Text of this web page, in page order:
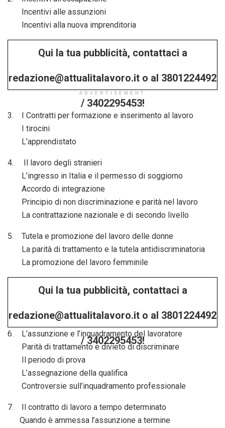
Incentivi alle assunzioni
Incentivi alla nuova imprenditoria
Qui la tua pubblicità, contattaci a
redazione@attualitalavoro.it o al 3801224492
/ 3402295453!
ADVERTISEMENT
3. I Contratti per formazione e inserimento al lavoro
I tirocini
L’apprendistato
4. Il lavoro degli stranieri
L’ingresso in Italia e il permesso di soggiorno
Accordo di integrazione
Principio di non discriminazione e parità nel lavoro
La contrattazione nazionale e di secondo livello
5. Tutela e promozione del lavoro delle donne
La parità di trattamento e la tutela antidiscriminatoria
La promozione del lavoro femminile
Qui la tua pubblicità, contattaci a
redazione@attualitalavoro.it o al 3801224492
/ 3402295453!
6. L’assunzione e l’inquadramento del lavoratore
Parità di trattamento e divieto di discriminare
Il periodo di prova
L’assegnazione della qualifica
Controversie sull’inquadramento professionale
7. Il contratto di lavoro a tempo determinato
Quando è ammessa l’assunzione a termine